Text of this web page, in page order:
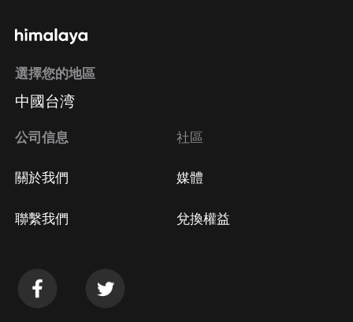
選擇您的地區
中國台湾
公司信息
關於我們
聯繫我們
社區
媒體
兌換權益